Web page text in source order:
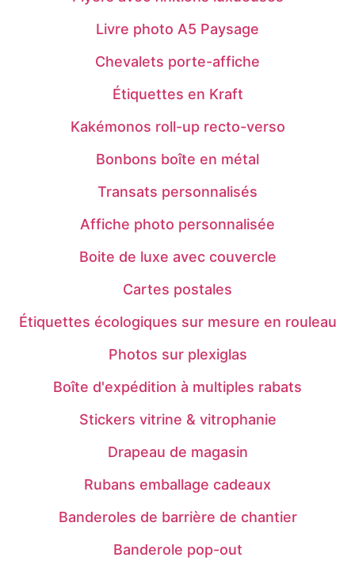
Livre photo A5 Paysage
Chevalets porte-affiche
Étiquettes en Kraft
Kakémonos roll-up recto-verso
Bonbons boîte en métal
Transats personnalisés
Affiche photo personnalisée
Boite de luxe avec couvercle
Cartes postales
Étiquettes écologiques sur mesure en rouleau
Photos sur plexiglas
Boîte d'expédition à multiples rabats
Stickers vitrine & vitrophanie
Drapeau de magasin
Rubans emballage cadeaux
Banderoles de barrière de chantier
Banderole pop-out